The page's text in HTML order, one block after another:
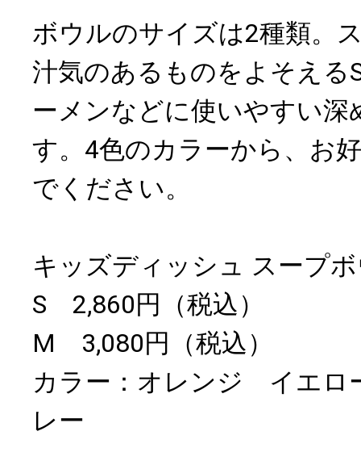
ボウルのサイズは2種類。
汁気のあるものをよそえる
ーメンなどに使いやすい深
す。4色のカラーから、お
でください。
キッズディッシュ スープ
S 2,860円（税込）
M 3,080円（税込）
カラー：オレンジ イエ
レー